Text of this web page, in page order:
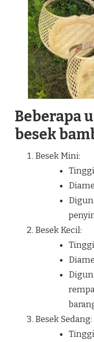
Beberapa
besek
Besek Mini:
Besek Kecil:
Besek Sedang: